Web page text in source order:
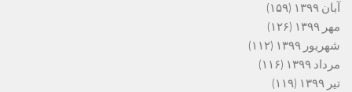
آبان ۱۳۹۹
(۱۵۹)
مهر ۱۳۹۹
(۱۲۶)
شهریور ۱۳۹۹
(۱۱۲)
مرداد ۱۳۹۹
(۱۱۶)
تیر ۱۳۹۹
(۱۱۹)